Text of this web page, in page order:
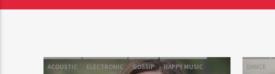
ACOUSTIC ELECTRONIC GOSSIP HAPPY MUSIC DANCE